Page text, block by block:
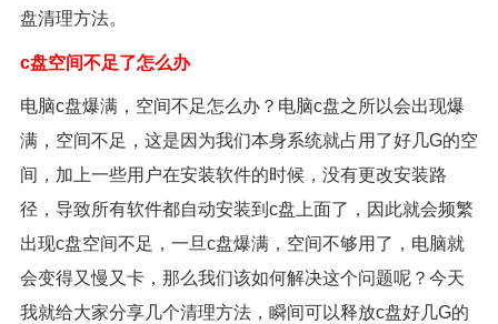
盘清理方法。
c盘空间不足了怎么办
电脑c盘爆满，空间不足怎么办？电脑c盘之所以会出现爆
满，空间不足，这是因为我们本身系统就占用了好几G的空
间，加上一些用户在安装软件的时候，没有更改安装路
径，导致所有软件都自动安装到c盘上面了，因此就会频繁
出现c盘空间不足，一旦c盘爆满，空间不够用了，电脑就
会变得又慢又卡，那么我们该如何解决这个问题呢？今天
我就给大家分享几个清理方法，瞬间可以释放c盘好几G的